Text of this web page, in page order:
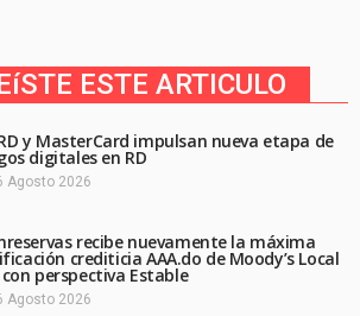
ESTE ARTICULO
y MasterCard impulsan nueva etapa de
digitales en RD
Agosto 2026
recibe nuevamente la máxima
crediticia AAA.do de Moody’s Local
con perspectiva Estable
Agosto 2026